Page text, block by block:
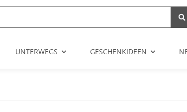
UNTERWEGS GESCHENKIDEEN